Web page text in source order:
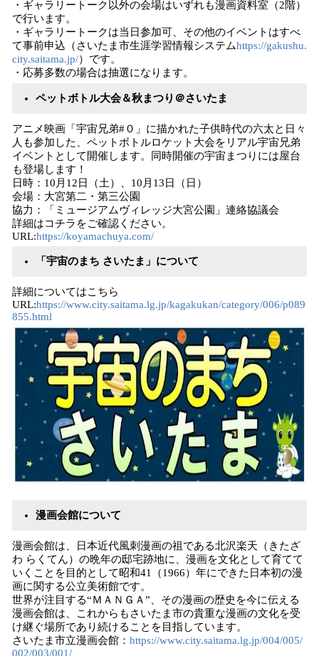
・ギャラリートーク以外の会場はいずれも漫画資料室（2階）
で行います。
・ギャラリートークは当日参加可、その他のイベントはすべ
て事前申込（さいたま市生涯学習情報システムhttps://gakushu.
city.saitama.jp/）です。
・応募多数の場合は抽選になります。
ペットボトル大会＆秋まつり＠さいたま
アニメ映画「宇宙兄弟#０」に描かれた子供時代の六太と日々
人も参加した、ペットボトルロケット大会をリアル宇宙兄弟
イベントとして開催します。同時開催の宇宙まつりには屋台
も登場します！
日時：10月12日（土）、10月13日（日）
会場：大宮第二・第三公園
協力：「ミュージアムヴィレッジ大宮公園」連絡協議会
詳細はコチラをご確認ください。
URL:https://koyamachuya.com/
「宇宙のまち さいたま」について
詳細についてはこちら
URL:https://www.city.saitama.lg.jp/kagakukan/category/006/p089
855.html
漫画会館について
漫画会館は、日本近代風刺漫画の祖である北沢楽天（きたざ
わ らくてん）の晩年の邸宅跡地に、漫画を文化として育てて
いくことを目的として昭和41（1966）年にできた日本初の漫
画に関する公立美術館です。
世界が注目する“ＭＡＮＧＡ”、その漫画の歴史を今に伝える
漫画会館は、これからもさいたま市の貴重な漫画の文化を受
け継ぐ場所であり続けることを目指しています。
さいたま市立漫画会館： https://www.city.saitama.lg.jp/004/005/
002/003/001/